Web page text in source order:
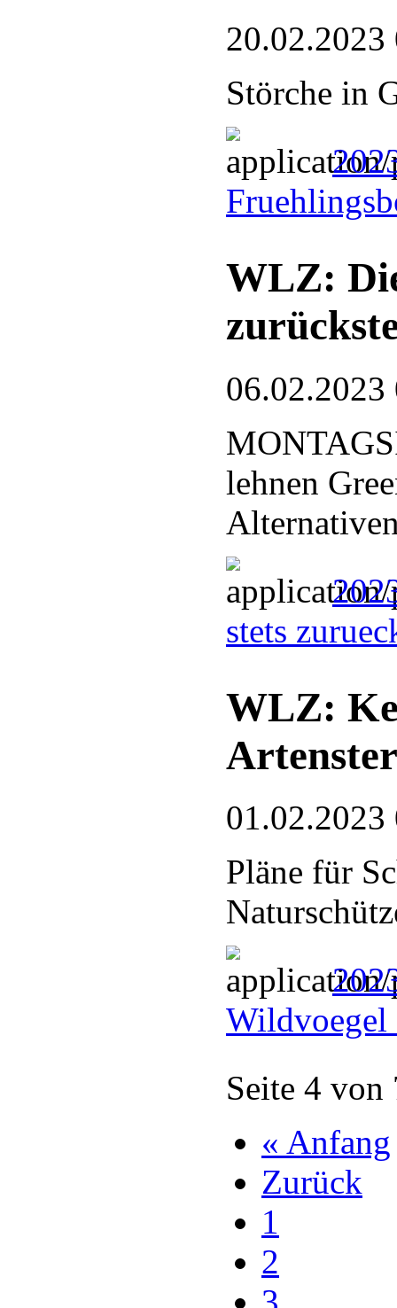
20.02.2023
Störche in
WLZ:
06.02.2023
lehnen
stets
WLZ:
01.02.2023
Pläne für
Seite 4 von
« Anfang
Zurück
1
2